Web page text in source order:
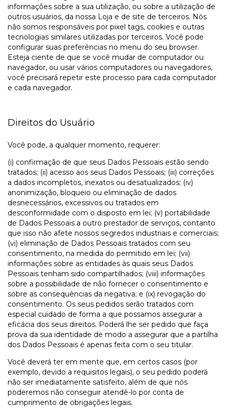
informações sobre a sua utilização, ou sobre a utilização de
outros usuários, da nossa Loja e de site de terceiros. Nós
não somos responsáveis por pixel tags, cookies e outras
tecnologias similares utilizadas por terceiros. Você pode
configurar suas preferências no menu do seu browser.
Esteja ciente de que se você mudar de computador ou
navegador, ou usar vários computadores ou navegadores,
você precisará repetir este processo para cada computador
e cada navegador.
Direitos do Usuário
Você pode, a qualquer momento, requerer:
(i) confirmação de que seus Dados Pessoais estão sendo
tratados; (ii) acesso aos seus Dados Pessoais; (iii) correções
a dados incompletos, inexatos ou desatualizados; (iv)
anonimização, bloqueio ou eliminação de dados
desnecessários, excessivos ou tratados em
desconformidade com o disposto em lei; (v) portabilidade
de Dados Pessoais a outro prestador de serviços, contanto
que isso não afete nossos segredos industriais e comerciais;
(vi) eliminação de Dados Pessoais tratados com seu
consentimento, na medida do permitido em lei; (vii)
informações sobre as entidades às quais seus Dados
Pessoais tenham sido compartilhados; (viii) informações
sobre a possibilidade de não fornecer o consentimento e
sobre as consequências da negativa; e (ix) revogação do
consentimento. Os seus pedidos serão tratados com
especial cuidado de forma a que possamos assegurar a
eficácia dos seus direitos. Poderá lhe ser pedido que faça
prova da sua identidade de modo a assegurar que a partilha
dos Dados Pessoais é apenas feita com o seu titular.
Você deverá ter em mente que, em certos casos (por
exemplo, devido a requisitos legais), o seu pedido poderá
não ser imediatamente satisfeito, além de que nós
poderemos não conseguir atendê-lo por conta de
cumprimento de obrigações legais.